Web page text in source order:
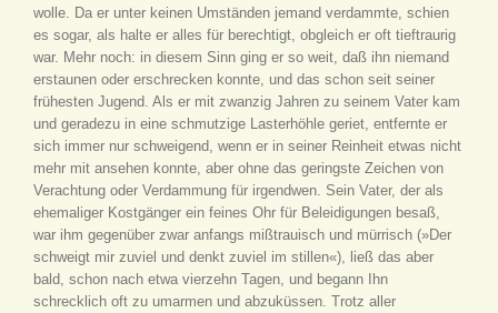
wolle. Da er unter keinen Umständen jemand verdammte, schien
es sogar, als halte er alles für berechtigt, obgleich er oft tieftraurig
war. Mehr noch: in diesem Sinn ging er so weit, daß ihn niemand
erstaunen oder erschrecken konnte, und das schon seit seiner
frühesten Jugend. Als er mit zwanzig Jahren zu seinem Vater kam
und geradezu in eine schmutzige Lasterhöhle geriet, entfernte er
sich immer nur schweigend, wenn er in seiner Reinheit etwas nicht
mehr mit ansehen konnte, aber ohne das geringste Zeichen von
Verachtung oder Verdammung für irgendwen. Sein Vater, der als
ehemaliger Kostgänger ein feines Ohr für Beleidigungen besaß,
war ihm gegenüber zwar anfangs mißtrauisch und mürrisch (»Der
schweigt mir zuviel und denkt zuviel im stillen«), ließ das aber
bald, schon nach etwa vierzehn Tagen, und begann Ihn
schrecklich oft zu umarmen und abzuküssen. Trotz aller